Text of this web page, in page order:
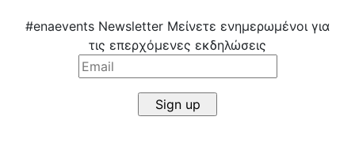
#enaevents Newsletter Μείνετε ενημερωμένοι για
τις επερχόμενες εκδηλώσεις